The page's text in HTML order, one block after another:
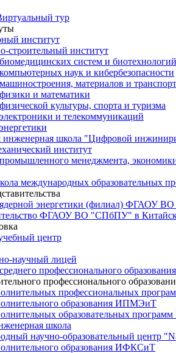
тур
институт
строительный институт
систем и биотехнологий
наук и кибербезопасности
материалов и
и математики
культуры, спорта и туризма
и телекоммуникаций
инженерная школа "Цифровой
институт
менеджмента,
международных образовательных
энергетики (филиал) ФГАОУ
ФГАОУ ВО "СПбПУ" в
центр
научный лицей
профессионального образования
профессионального
профессиональных
образования ИПМЭиТ
образовательных
школа
научно-образовательный центр
образования ИФКСиТ